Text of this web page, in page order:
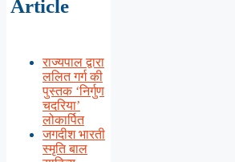
Article
राज्यपाल द्वारा
ललित गर्ग की
पुस्तक ‘निर्गुण
चदरिया’
लोकार्पित
जगदीश भारती
स्मृति बाल